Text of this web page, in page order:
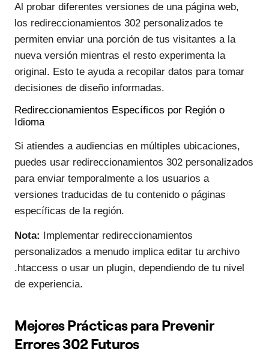
Al probar diferentes versiones de una página web,
los redireccionamientos 302 personalizados te
permiten enviar una porción de tus visitantes a la
nueva versión mientras el resto experimenta la
original. Esto te ayuda a recopilar datos para tomar
decisiones de diseño informadas.
Redireccionamientos Específicos por Región o
Idioma
Si atiendes a audiencias en múltiples ubicaciones,
puedes usar redireccionamientos 302 personalizados
para enviar temporalmente a los usuarios a
versiones traducidas de tu contenido o páginas
específicas de la región.
Nota:
Implementar redireccionamientos
personalizados a menudo implica editar tu archivo
.htaccess o usar un plugin, dependiendo de tu nivel
de experiencia.
Mejores Prácticas para Prevenir
Errores 302 Futuros